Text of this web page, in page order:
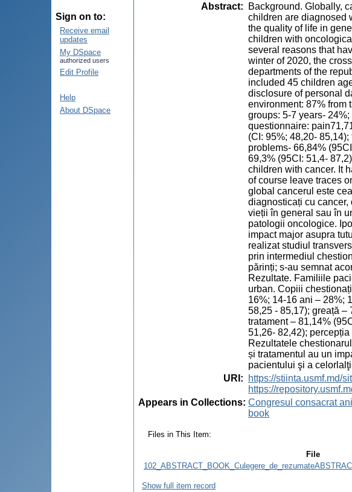
Sign on to:
Receive email
updates
My DSpace
authorized users
Edit Profile
Help
About DSpace
Abstract:
Background. Globally,
children are diagnosed
the quality of life in
children with
several reasons that
winter of 2020, the
departments of the
included 45 children
disclosure of personal
environment: 87% from
groups: 5-7 years-
questionnaire:
(CI: 95%; 48,20-
problems- 66,84%
69,3% (95CI: 51,4-
children with cancer. It
of course leave traces
global cancerul este
diagnosticați cu
vieții în general sau în
patologii oncologice.
impact major asupra
realizat studiul
prin intermediul
părinți; s-au semnat
Rezultate. Familiile
urban. Copiii
16%; 14-16 ani – 28%;
58,25 - 85,17); greață –
tratament – 81,14%
51,26- 82,42);
Rezultatele
și tratamentul au un
pacientului şi a
URI :
https://stiinta.usmf.md/
https://
Appears in Collections: Congresul consacrat
book
Files in This Item:
File
Show full item record